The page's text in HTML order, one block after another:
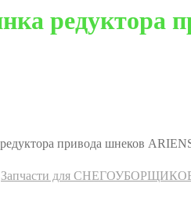
редуктора
привода шнеков
Запчасти для